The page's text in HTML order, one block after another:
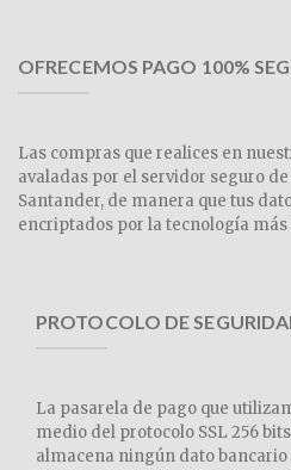
OFRECEMOS PAGO 100%
Las compras que realices en
avaladas por el servidor seguro
Santander, de manera que tus
encriptados por la tecnología más
PROTOCOLO DE
La pasarela de pago que
medio del protocolo SSL 256
almacena ningún dato